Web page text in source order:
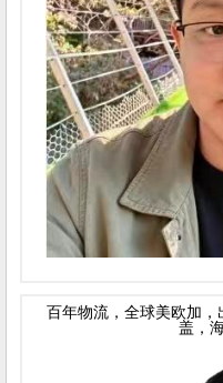
百年物流，全球美欧加
盖，